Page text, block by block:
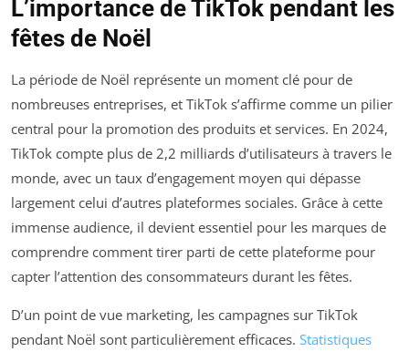
L’importance de TikTok pendant les
fêtes de Noël
La période de Noël représente un moment clé pour de
nombreuses entreprises, et TikTok s’affirme comme un pilier
central pour la promotion des produits et services. En 2024,
TikTok compte plus de 2,2 milliards d’utilisateurs à travers le
monde, avec un taux d’engagement moyen qui dépasse
largement celui d’autres plateformes sociales. Grâce à cette
immense audience, il devient essentiel pour les marques de
comprendre comment tirer parti de cette plateforme pour
capter l’attention des consommateurs durant les fêtes.
D’un point de vue marketing, les campagnes sur TikTok
pendant Noël sont particulièrement efficaces. Statistiques